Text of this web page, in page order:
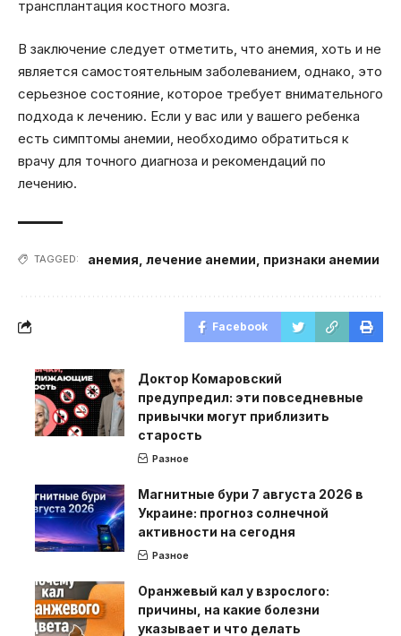
трансплантация костного мозга.
В заключение следует отметить, что анемия, хоть и не
является самостоятельным заболеванием, однако, это
серьезное состояние, которое требует внимательного
подхода к лечению. Если у вас или у вашего ребенка
есть симптомы анемии, необходимо обратиться к
врачу для точного диагноза и рекомендаций по
лечению.
TAGGED: анемия лечение анемии признаки анемии
Facebook
Доктор Комаровский
предупредил: эти повседневные
привычки могут приблизить
старость
Разное
Магнитные бури 7 августа 2026 в
Украине: прогноз солнечной
активности на сегодня
Разное
Оранжевый кал у взрослого:
причины, на какие болезни
указывает и что делать